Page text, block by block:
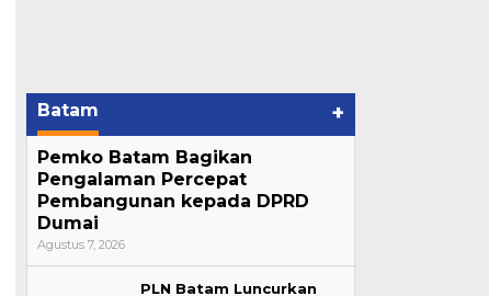
Batam +
Pemko Batam Bagikan
Pengalaman Percepat
Pembangunan kepada DPRD
Dumai
Agustus 7, 2026
PLN Batam Luncurkan